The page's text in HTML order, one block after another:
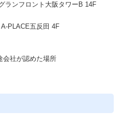
こと】
わることができ、リリースまで
と業務を行う機会が多く、知識
ランフロント大阪タワーB 14F
PLACE五反田 4F
会社が認めた場所